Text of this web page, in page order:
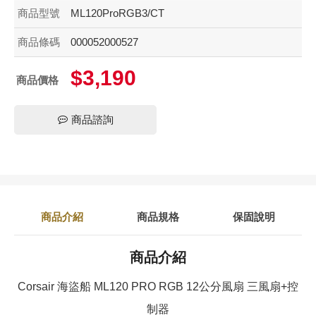
商品型號 ML120ProRGB3/CT
商品條碼 000052000527
商品價格 $3,190
商品諮詢
商品介紹 商品規格 保固說明
商品介紹
Corsair 海盜船 ML120 PRO RGB 12公分風扇 三風扇+控
制器